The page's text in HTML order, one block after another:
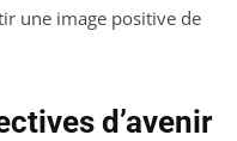
une image positive de
d’avenir